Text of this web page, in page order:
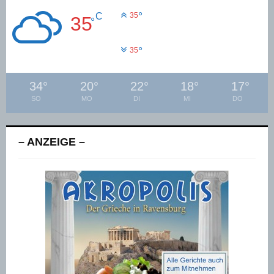
35°C 35°
35°
34°
SO
20°
MO
22°
DI
18°
MI
17°
DO
– ANZEIGE –